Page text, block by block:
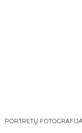
PORTRETŲ